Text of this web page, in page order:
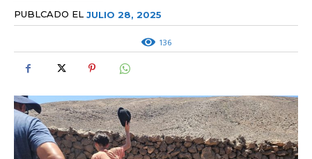
PUBLCADO EL JULIO 28, 2025
136